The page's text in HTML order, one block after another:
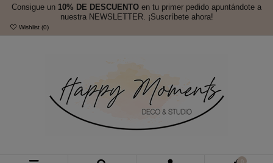
Consigue un 10% DE DESCUENTO en tu primer pedido apuntándote a
nuestra NEWSLETTER. ¡Suscríbete ahora!
Wishlist (0)